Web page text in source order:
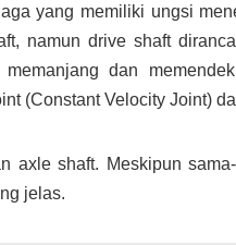
yang memiliki ungsi
namun drive shaft
dan
(Constant Velocity Joint)
axle shaft. Meskipun
jelas.